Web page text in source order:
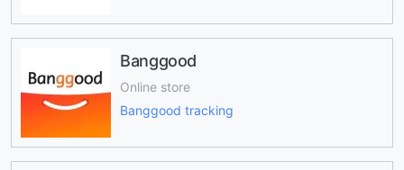
Banggood
Online store
Banggood tracking